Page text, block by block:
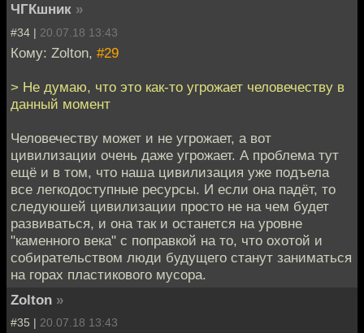
ЧГКшник »
#34 | 20.07.18 13:43
Кому: Zolton, #29
> Не думаю, что это как-то угрожает человечеству в
данный момент
Человечеству может и не угрожает, а вот
цивилизации очень даже угрожает. А проблема тут
ещё и в том, что наша цивилизация уже подъела
все легкодоступные ресурсы. И если она падёт, то
следуюшей цивилизации просто не на чем будет
развиваться, и она так и останется на уровне
"каменного века" с поправкой на то, что охотой и
собирательством люди будущего станут заниматься
на горах пластикового мусора.
Zolton »
#35 | 20.07.18 13:43